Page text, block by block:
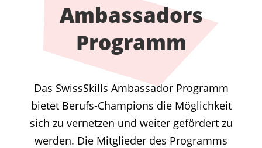
Ambassadors
Programm
Das SwissSkills Ambassador Programm
bietet Berufs-Champions die Möglichkeit
sich zu vernetzen und weiter gefördert zu
werden. Die Mitglieder des Programms